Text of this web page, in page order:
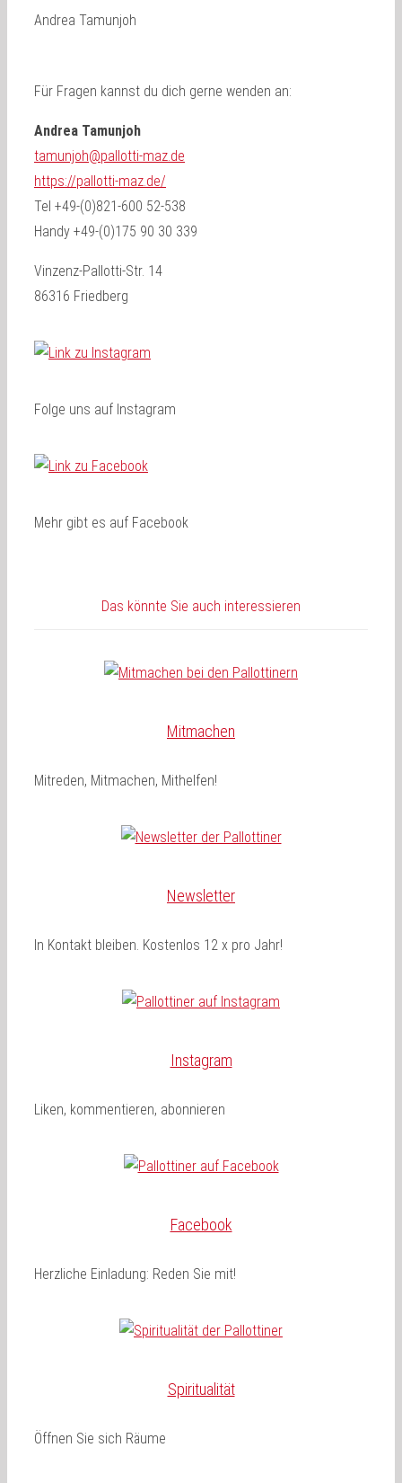
Für Fragen kannst du dich gerne wenden an:
Andrea Tamunjoh
tamunjoh@pallotti-maz.de
https://pallotti-maz.de/
Tel +49-(0)821-600 52-538
Handy +49-(0)175 90 30 339
Vinzenz-Pallotti-Str. 14
86316 Friedberg
Folge uns auf Instagram
Mehr gibt es auf Facebook
Das könnte Sie auch interessieren
Mitmachen
Mitreden, Mitmachen, Mithelfen!
Newsletter
In Kontakt bleiben. Kostenlos 12 x pro Jahr!
Instagram
Liken, kommentieren, abonnieren
Facebook
Herzliche Einladung: Reden Sie mit!
Spiritualität
Öffnen Sie sich Räume